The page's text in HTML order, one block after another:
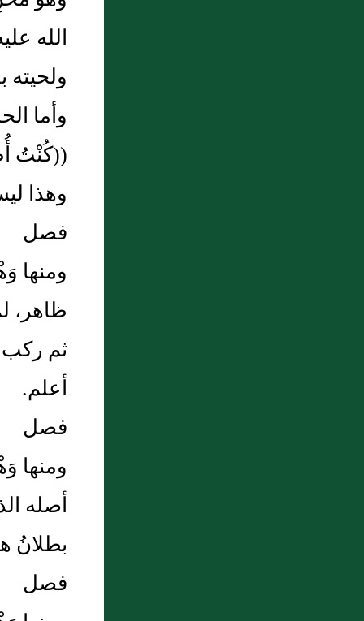
الله
وأما
((كُنْتُ
وهذا
فصل
ومنها
ظاهر،
ثم ركب
أعلم.
فصل
ومنها
أصله
بطلانُ
فصل